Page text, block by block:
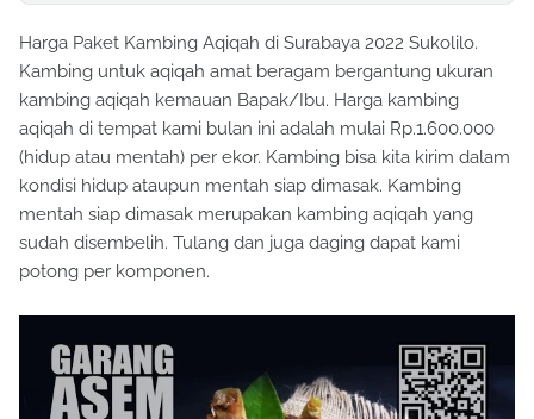
Harga Paket Kambing Aqiqah di Surabaya 2022 Sukolilo.
Kambing untuk aqiqah amat beragam bergantung ukuran
kambing aqiqah kemauan Bapak/Ibu. Harga kambing
aqiqah di tempat kami bulan ini adalah mulai Rp.1.600.000
(hidup atau mentah) per ekor. Kambing bisa kita kirim dalam
kondisi hidup ataupun mentah siap dimasak. Kambing
mentah siap dimasak merupakan kambing aqiqah yang
sudah disembelih. Tulang dan juga daging dapat kami
potong per komponen.